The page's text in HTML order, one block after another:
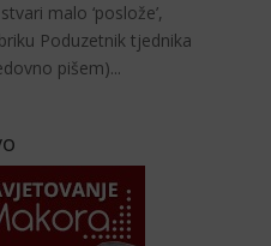
malo ‘poslože’,
Poduzetnik tjednika
pišem)...